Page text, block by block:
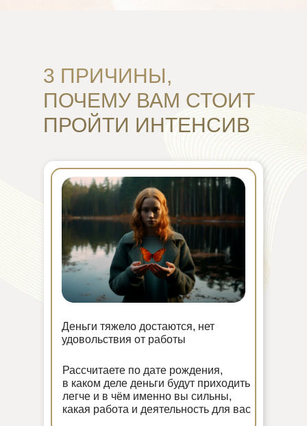
3 ПРИЧИНЫ,
ПОЧЕМУ ВАМ СТОИТ
ПРОЙТИ ИНТЕНСИВ
Деньги тяжело достаются, нет
удовольствия от работы
Рассчитаете по дате рождения,
в каком деле деньги будут приходить
легче и в чём именно вы сильны,
какая работа и деятельность для вас